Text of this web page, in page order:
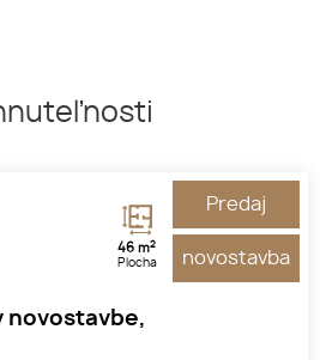
46 m2
Plocha
novostavbe,
Predaj
novostavba